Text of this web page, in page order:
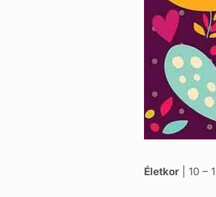
Életkor | 10 –